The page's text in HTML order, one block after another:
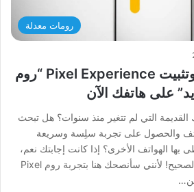
رومات معدلة
تعلّم كيفية تحميل وتثبيت Pixel Experience “روم
على هاتفك الآن
التي لم تتغير منذ سنوات؟ هل تبحث
والحصول على تجربة سلِسة وسريعة
بها الهواتف الأخرى؟ إذا كانت إجابتك نعم،
فأنت إذًا حتمًا في المكان الصحيح! لأنني سأنصحك هنا بتجربة روم Pixel